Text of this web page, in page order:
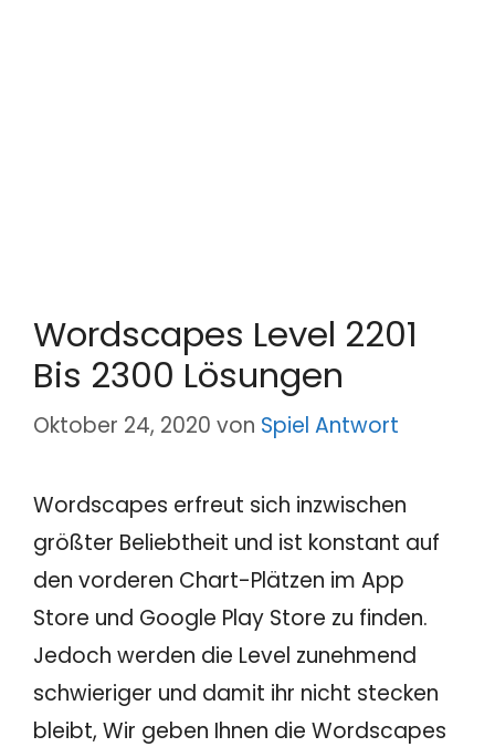
Wordscapes Level 2201
Bis 2300 Lösungen
Oktober 24, 2020 von Spiel Antwort
Wordscapes erfreut sich inzwischen
größter Beliebtheit und ist konstant auf
den vorderen Chart-Plätzen im App
Store und Google Play Store zu finden.
Jedoch werden die Level zunehmend
schwieriger und damit ihr nicht stecken
bleibt, Wir geben Ihnen die Wordscapes